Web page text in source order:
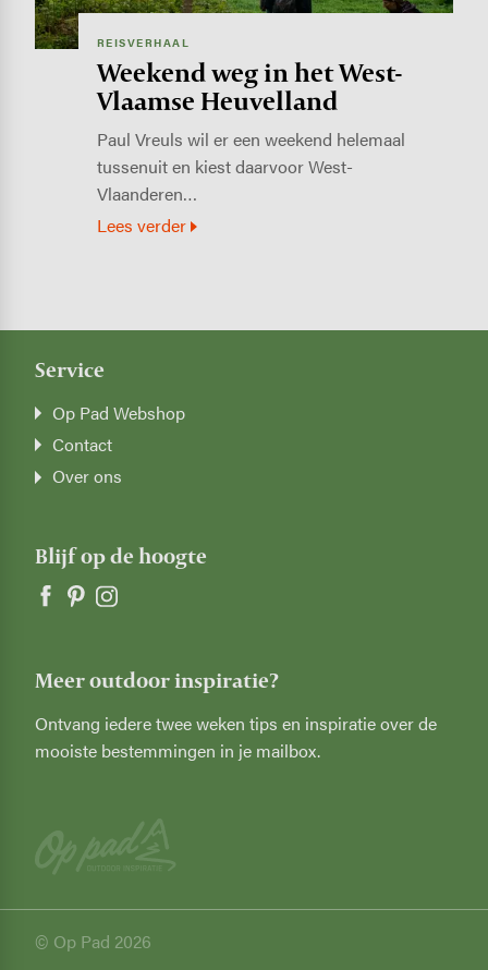
REISVERHAAL
Weekend weg in het West-
Vlaamse Heuvelland
Paul Vreuls wil er een weekend helemaal
tussenuit en kiest daarvoor West-
Vlaanderen…
Lees verder
Service
Op Pad Webshop
Contact
Over ons
Blijf op de hoogte
Meer outdoor inspiratie?
Ontvang iedere twee weken tips en inspiratie over de
mooiste bestemmingen in je mailbox.
© Op Pad 2026